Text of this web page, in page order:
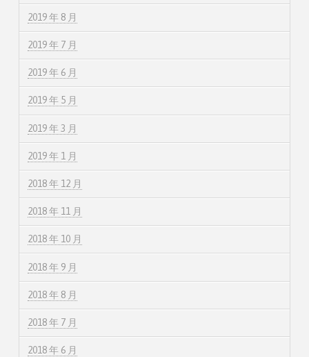
2019 年 8 月
2019 年 7 月
2019 年 6 月
2019 年 5 月
2019 年 3 月
2019 年 1 月
2018 年 12 月
2018 年 11 月
2018 年 10 月
2018 年 9 月
2018 年 8 月
2018 年 7 月
2018 年 6 月